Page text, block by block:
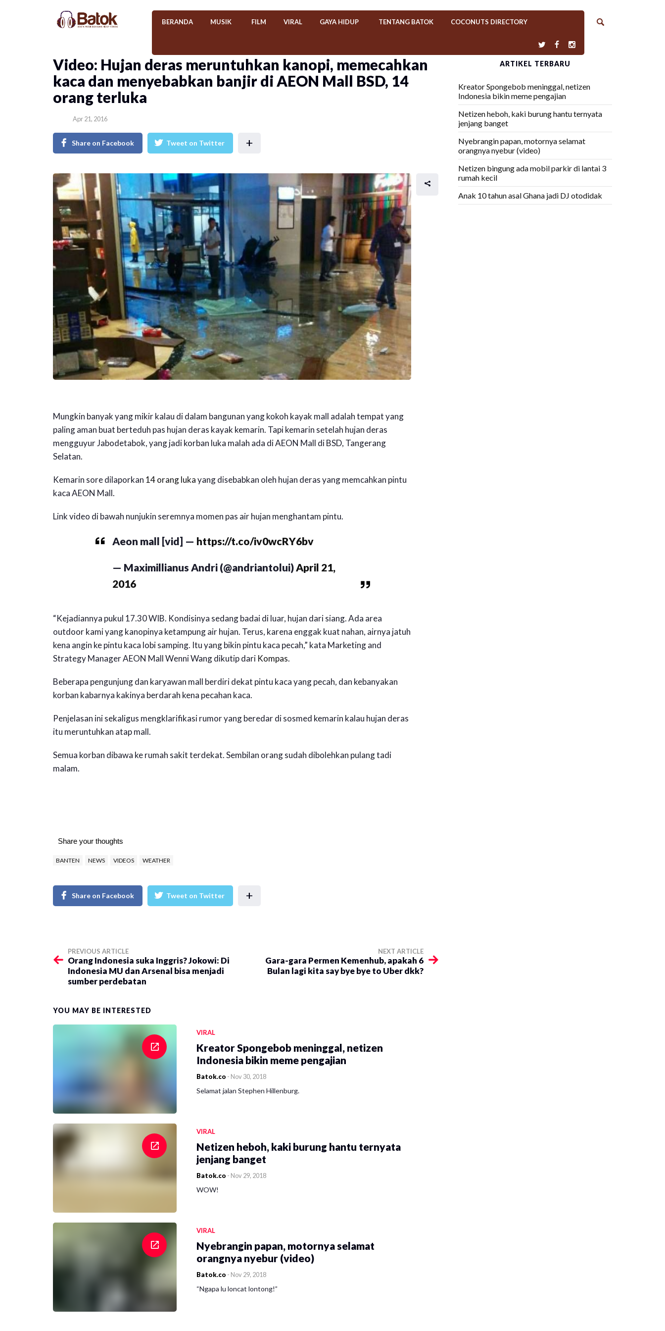
BERANDA MUSIK FILM VIRAL GAYA HIDUP TENTANG BATOK COCONUTS DIRECTORY
Video: Hujan deras meruntuhkan kanopi, memecahkan
kaca dan menyebabkan banjir di AEON Mall BSD, 14
orang terluka
Apr 21, 2016
Share on Facebook Tweet on Twitter +
Mungkin banyak yang mikir kalau di dalam bangunan yang kokoh kayak mall adalah tempat yang
paling aman buat berteduh pas hujan deras kayak kemarin. Tapi kemarin setelah hujan deras
mengguyur Jabodetabok, yang jadi korban luka malah ada di AEON Mall di BSD, Tangerang
Selatan.
Kemarin sore dilaporkan 14 orang lukayang disebabkan oleh hujan deras yang memcahkan pintu
kaca AEON Mall.
Link video di bawah nunjukin seremnya momen pas air hujan menghantam pintu.
Aeon mall [vid] — https://t.co/iv0wcRY6bv
— Maximillianus Andri (@andriantolui)April 21,
2016
“Kejadiannya pukul 17.30 WIB. Kondisinya sedang badai di luar, hujan dari siang. Ada area
outdoor kami yang kanopinya ketampung air hujan. Terus, karena enggak kuat nahan, airnya jatuh
kena angin ke pintu kaca lobi samping. Itu yang bikin pintu kaca pecah,” kata Marketing and
Strategy Manager AEON Mall Wenni Wang dikutip dari Kompas.
Beberapa pengunjung dan karyawan mall berdiri dekat pintu kaca yang pecah, dan kebanyakan
korban kabarnya kakinya berdarah kena pecahan kaca.
Penjelasan ini sekaligus mengklarifikasi rumor yang beredar di sosmed kemarin kalau hujan deras
itu meruntuhkan atap mall.
Semua korban dibawa ke rumah sakit terdekat. Sembilan orang sudah dibolehkan pulang tadi
malam.
Share your thoughts
BANTEN NEWS VIDEOS WEATHER
Share on Facebook Tweet on Twitter +
PREVIOUS ARTICLE
Orang Indonesia suka Inggris? Jokowi: Di
Indonesia MU dan Arsenal bisa menjadi
sumber perdebatan
NEXT ARTICLE
Gara-gara Permen Kemenhub, apakah 6
Bulan lagi kita say bye bye to Uber dkk?
YOU MAY BE INTERESTED
VIRAL
Kreator Spongebob meninggal, netizen
Indonesia bikin meme pengajian
Batok.co - Nov 30, 2018
Selamat jalan Stephen Hillenburg.
VIRAL
Netizen heboh, kaki burung hantu ternyata
jenjang banget
Batok.co - Nov 29, 2018
WOW!
VIRAL
Nyebrangin papan, motornya selamat
orangnya nyebur (video)
Batok.co - Nov 29, 2018
“Ngapa lu loncat lontong!”
ARTIKEL TERBARU
Kreator Spongebob meninggal, netizen
Indonesia bikin meme pengajian
Netizen heboh, kaki burung hantu ternyata
jenjang banget
Nyebrangin papan, motornya selamat
orangnya nyebur (video)
Netizen bingung ada mobil parkir di lantai 3
rumah kecil
Anak 10 tahun asal Ghana jadi DJ otodidak